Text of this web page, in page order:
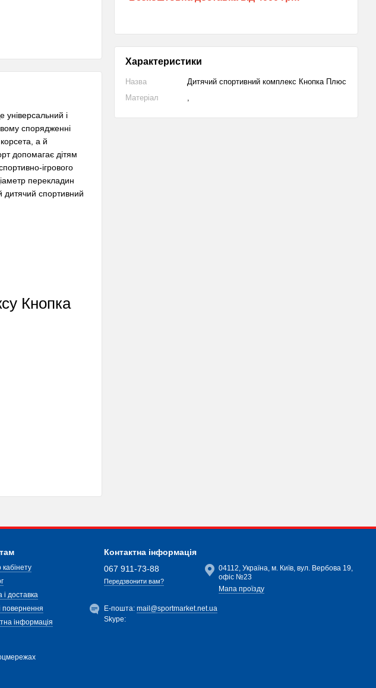
універсальний і
спорядженні
а й
допомагає дітям
ігрового
перекладин
дитячий спортивний
Кнопка
Характеристики
Назва
Дитячий спортивний комплекс Кнопка Плюс
Матеріал
,
кабінету
доставка
повернення
інформація
Контактна інформація
067 911-73-88
Передзвонити вам?
04112, Україна, м. Київ, вул. Вербова 19,
офіс №23
Мапа проїзду
Е-пошта:mail@sportmarket.net.ua
Skype: